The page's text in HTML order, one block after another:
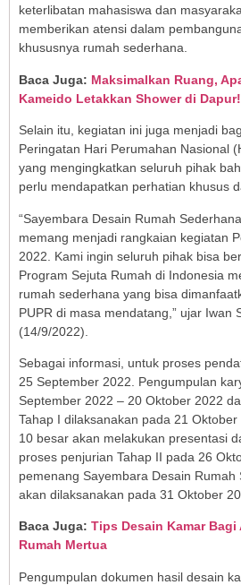
keterlibatan mahasiswa dan
memberikan atensi dalam
khususnya rumah sederhana.
Baca Juga: Maksimalkan Ruang,
Kameido Letakkan Shower di Dapur!
Selain itu, kegiatan ini juga menjadi
Peringatan Hari Perumahan Nasional
yang mengingkatkan seluruh pihak
perlu mendapatkan perhatian khusus
“Sayembara Desain Rumah
memang menjadi rangkaian kegiatan
2022. Kami ingin seluruh pihak bisa
Program Sejuta Rumah di Indonesia
rumah sederhana yang bisa
PUPR di masa mendatang,” ujar Iwan
(14/9/2022).
Sebagai informasi, untuk proses
25 September 2022. Pengumpulan
September 2022 – 20 Oktober 2022
Tahap I dilaksanakan pada 21
10 besar akan melakukan presentasi
proses penjurian Tahap II pada 26
pemenang Sayembara Desain
akan dilaksanakan pada 31 Oktober
Baca Juga: Tips Desain Kamar
Rumah Mertua
Pengumpulan dokumen hasil desain